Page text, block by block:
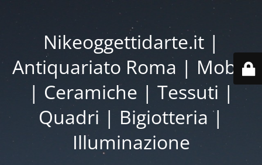
Nikeoggettidarte.it |
Antiquariato Roma | Mobili
| Ceramiche | Tessuti |
Quadri | Bigiotteria |
Illuminazione